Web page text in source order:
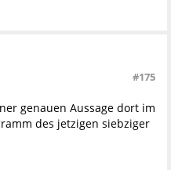
#175
genauen Aussage dort im
des jetzigen siebziger